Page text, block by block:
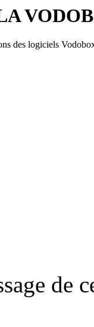
des logiciels
de